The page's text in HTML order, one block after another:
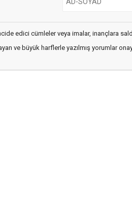
edici cümleler veya imalar, inançlara
ve büyük harflerle yazılmış yorumlar